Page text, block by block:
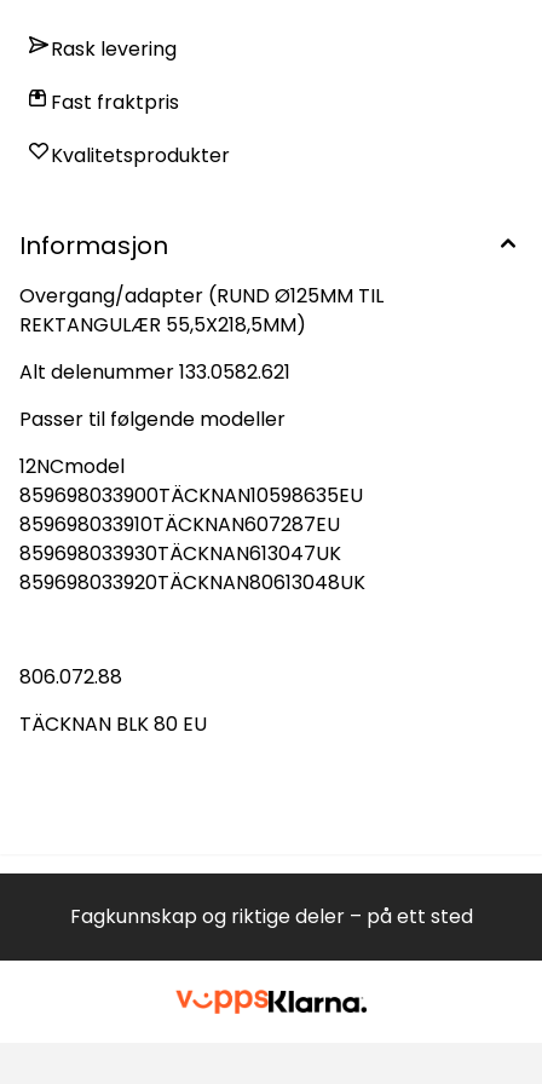
Rask levering
Fast fraktpris
Kvalitetsprodukter
Informasjon
Overgang/adapter (RUND Ø125MM TIL
REKTANGULÆR 55,5X218,5MM)
Alt delenummer 133.0582.621
Passer til følgende modeller
12NCmodel
859698033900TÄCKNAN10598635EU
859698033910TÄCKNAN607287EU
859698033930TÄCKNAN613047UK
859698033920TÄCKNAN80613048UK
806.072.88
TÄCKNAN BLK 80 EU
Fagkunnskap og riktige deler – på ett sted